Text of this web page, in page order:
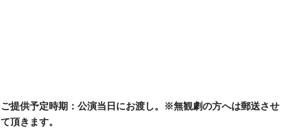
ご提供予定時期：公演当日にお渡し。※無観劇の方へは郵送させ
て頂きます。